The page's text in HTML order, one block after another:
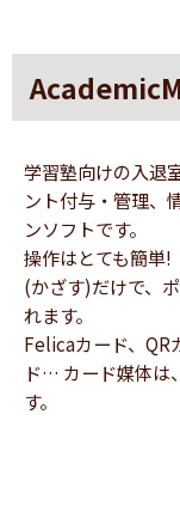
学習塾向けの入退
ント付与・管理、
ンソフトです。
操作はとても簡単
(かざす)だけで、
れます。
Felicaカード、QR
ド… カード媒体は
す。